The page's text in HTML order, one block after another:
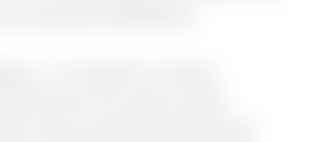
legislativa.
o Conselho iniciará
Europeu para
nas próximas semanas e